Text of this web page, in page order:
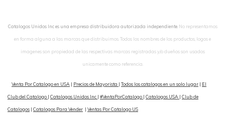
Catalogos Unidos Inc es una empresa distribuidora autorizada independiente. No representamos
en forma alguna a las marcas que distribuimos. Todos los nombres de los productos, logos e
imagenes son propiedad de las respectivas marcas registradas y/o dueños son usados
unicamente como referencia.
Venta Por Catalogo en USA | Precios de Mayorista | Todos los catalogos en un solo lugar | El
Club del Catalogo | Catalogos Unidos Inc | #VentaPorCatalogo | Catalogos USA | Club de
Catalogos | Catalogos Para Vender | Ventas Por Catalogo US